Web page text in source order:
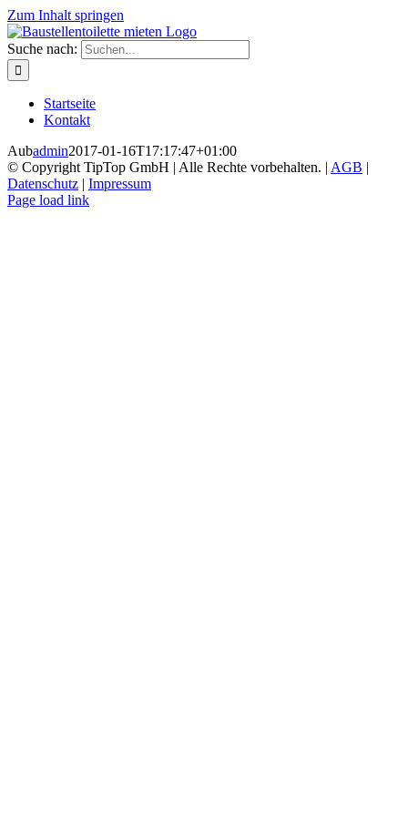
Zum Inhalt springen
Suche nach:
Startseite
Kontakt
Aubadmin2017-01-16T17:17:47+01:00
© Copyright TipTop GmbH | Alle Rechte vorbehalten. | AGB |
Datenschutz | Impressum
Page load link